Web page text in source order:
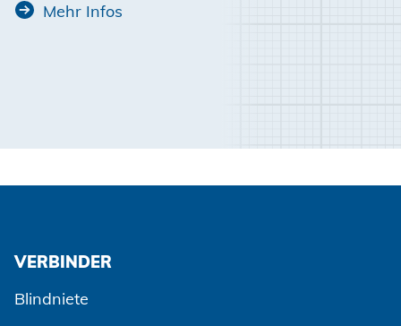
Mehr Infos
VERBINDER
Blindniete